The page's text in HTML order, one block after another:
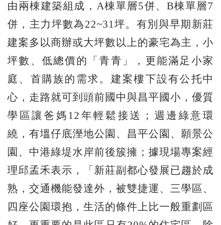
由兩棟建築組成，A棟單層5併、B棟單層7
併，主力坪數為22~31坪。有別與早期新莊
建案多以商辦或大坪數以上的豪宅為主，小
坪數、低總價的「青青」，更能滿足小家
庭、首購族的需求。建案樓下設有公托中
心，走路就可到頭前國中與昌平國小，優質
學區讓爸媽12年輕鬆接送；週邊綠意環
繞，有塭仔底溼地公園、昌平公園、願景公
園、中港綠堤水岸前後簇擁；據現場專案經
理邱孟禾表示，「新莊副都心發展已趨於成
熟，交通機能發達外，被雙捷運、三學區、
四座公園環抱，生活的條件上比一般重劃區